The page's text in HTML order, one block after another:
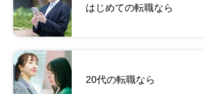
はじめての転職なら
20代の転職なら